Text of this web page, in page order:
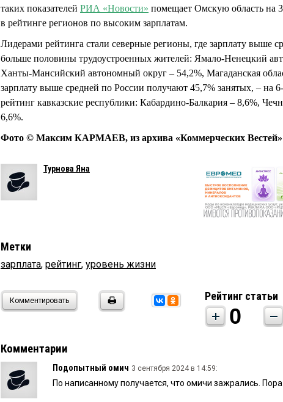
таких показателей РИА «Новости» помещает Омскую область на
в рейтинге регионов по высоким зарплатам.
Лидерами рейтинга стали северные регионы, где зарплату выше
больше половины трудоустроенных жителей: Ямало-Ненецкий
Ханты-Мансийский автономный округ – 54,2%, Магаданская
зарплату выше средней по России получают 45,7% занятых, – на
рейтинг кавказские республики: Кабардино-Балкария – 8,6%,
6,6%.
Фото © Максим КАРМАЕВ, из архива «Коммерческих Вестей»
Турнова Яна
Метки
зарплата, рейтинг, уровень жизни
Комментировать Рейтинг статьи
0
Комментарии
Подопытный омич 3 сентября 2024 в 14:59:
По написанному получается, что омичи зажрались.